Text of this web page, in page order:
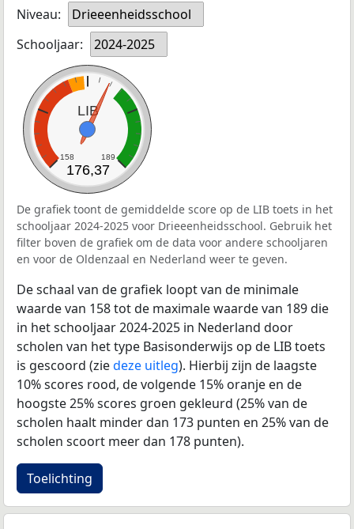
Niveau:
Drieeenheidsschool
Schooljaar:
2024-2025
LIB
158 189
176,37
De grafiek toont de gemiddelde score op de LIB toets in het
schooljaar 2024-2025 voor Drieeenheidsschool. Gebruik het
filter boven de grafiek om de data voor andere schooljaren
en voor de Oldenzaal en Nederland weer te geven.
De schaal van de grafiek loopt van de minimale
waarde van 158 tot de maximale waarde van 189 die
in het schooljaar 2024-2025 in Nederland door
scholen van het type Basisonderwijs op de LIB toets
is gescoord (ziedeze uitleg). Hierbij zijn de laagste
10% scores rood, de volgende 15% oranje en de
hoogste 25% scores groen gekleurd (25% van de
scholen haalt minder dan 173 punten en 25% van de
scholen scoort meer dan 178 punten).
Toelichting